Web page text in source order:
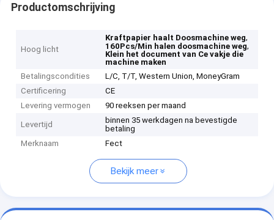
Productomschrijving
Hoog licht
Kraftpapier haalt Doosmachine weg,
160Pcs/Min halen doosmachine weg,
Klein het document van Ce vakje die
machine maken
Betalingscondities
L/C, T/T, Western Union, MoneyGram
Certificering
CE
Levering vermogen
90 reeksen per maand
Levertijd
binnen 35 werkdagen na bevestigde
betaling
Merknaam
Fect
Bekijk meer